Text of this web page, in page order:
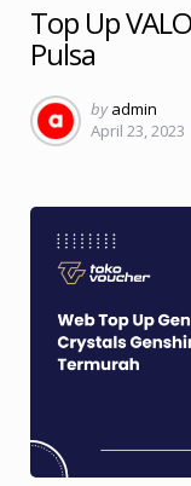
Top Up
Pulsa
Posted
by
by admin
April 23, 2023